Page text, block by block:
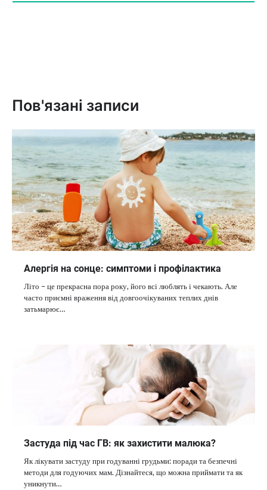
Пов'язані записи
Алергія на сонце: симптоми і профілактика
Літо – це прекрасна пора року, його всі люблять і чекають. Але
часто приємні враження від довгоочікуваних теплих днів
затьмарює…
Застуда під час ГВ: як захистити малюка?
Як лікувати застуду при годуванні грудьми: поради та безпечні
методи для годуючих мам. Дізнайтеся, що можна приймати та як
уникнути…